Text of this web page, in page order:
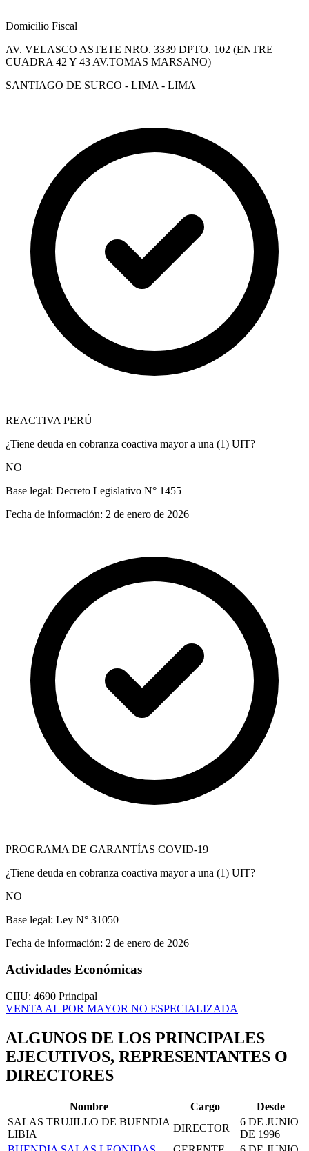
Domicilio Fiscal
AV. VELASCO ASTETE NRO. 3339 DPTO. 102 (ENTRE
CUADRA 42 Y 43 AV.TOMAS MARSANO)
SANTIAGO DE SURCO - LIMA - LIMA
REACTIVA PERÚ
¿Tiene deuda en cobranza coactiva mayor a una (1) UIT?
NO
Base legal: Decreto Legislativo N° 1455
Fecha de información: 2 de enero de 2026
PROGRAMA DE GARANTÍAS COVID-19
¿Tiene deuda en cobranza coactiva mayor a una (1) UIT?
NO
Base legal: Ley N° 31050
Fecha de información: 2 de enero de 2026
Actividades Económicas
CIIU: 4690 Principal
VENTA AL POR MAYOR NO ESPECIALIZADA
ALGUNOS DE LOS PRINCIPALES
EJECUTIVOS, REPRESENTANTES O
DIRECTORES
Nombre Cargo
Desde
SALAS TRUJILLO DE BUENDIA
LIBIA
DIRECTOR
6 DE JUNIO
DE 1996